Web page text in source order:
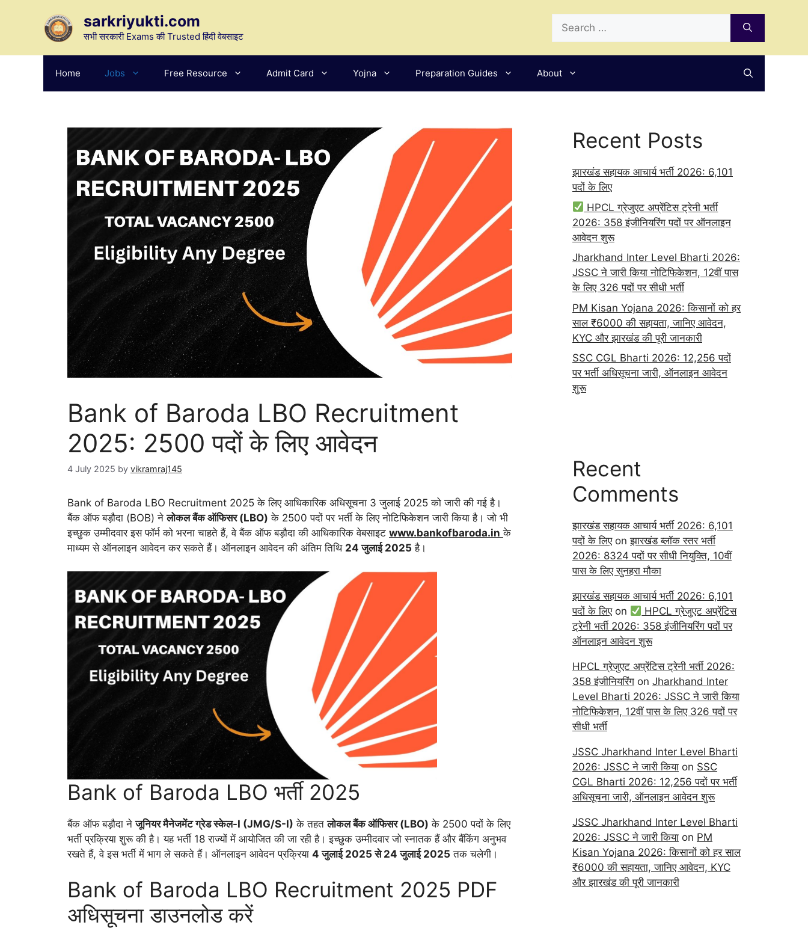
sarkriyukti.com
सभी सरकारी Exams की Trusted हिंदी वेबसाइट
for:
Home Jobs Free Resource Admit Card Yojna Preparation Guides About
Bank of Baroda LBO Recruitment
2025: 2500 पदों के लिए आवेदन
4 July 2025 by vikramraj145
Bank of Baroda LBO Recruitment 2025 के लिए आधिकारिक अधिसूचना 3 जुलाई 2025 को जारी की गई है।
बैंक ऑफ बड़ौदा (BOB) नेलोकल बैंक ऑफिसर (LBO) के 2500 पदों पर भर्ती के लिए नोटिफिकेशन जारी किया है। जो भी
इच्छुक उम्मीदवार इस फॉर्म को भरना चाहते हैं, वे बैंक ऑफ बड़ौदा की आधिकारिक वेबसाइट www.bankofbaroda.in के
माध्यम से ऑनलाइन आवेदन कर सकते हैं। ऑनलाइन आवेदन की अंतिम तिथि 24 जुलाई 2025 है।
Bank of Baroda LBO भर्ती 2025
बैंक ऑफ बड़ौदा नेजूनियर मैनेजमेंट ग्रेड स्केल-I (JMG/S-I) के तहतलोकल बैंक ऑफिसर (LBO) के 2500 पदों के लिए
भर्ती प्रक्रिया शुरू की है। यह भर्ती 18 राज्यों में आयोजित की जा रही है। इच्छुक उम्मीदवार जो स्नातक हैं और बैंकिंग अनुभव
रखते हैं, वे इस भर्ती में भाग ले सकते हैं। ऑनलाइन आवेदन प्रक्रिया 4जुलाई 2025से24जुलाई 2025 तक चलेगी।
Bank of Baroda LBO Recruitment 2025 PDF
अधिसूचना डाउनलोड करें
Recent Posts
झारखंड सहायक आचार्य भर्ती 2026: 6,101
पदों के लिए
HPCL ग्रेजुएट अप्रेंटिस ट्रेनी भर्ती
2026: 358 इंजीनियरिंग पदों पर ऑनलाइन
आवेदन शुरू
Jharkhand Inter Level Bharti 2026:
JSSC ने जारी किया नोटिफिकेशन, 12वीं पास
के लिए 326 पदों पर सीधी भर्ती
PM Kisan Yojana 2026: किसानों को हर
साल ₹6000 की सहायता, जानिए आवेदन,
KYC और झारखंड की पूरी जानकारी
SSC CGL Bharti 2026: 12,256 पदों
पर भर्ती अधिसूचना जारी, ऑनलाइन आवेदन
शुरू
Recent
Comments
झारखंड सहायक आचार्य भर्ती 2026: 6,101
पदों के लिएonझारखंड ब्लॉक स्तर भर्ती
2026: 8324 पदों पर सीधी नियुक्ति, 10वीं
पास के लिए सुनहरा मौका
झारखंड सहायक आचार्य भर्ती 2026: 6,101
पदों के लिएon
HPCL ग्रेजुएट अप्रेंटिस
ट्रेनी भर्ती 2026: 358 इंजीनियरिंग पदों पर
ऑनलाइन आवेदन शुरू
HPCL ग्रेजुएट अप्रेंटिस ट्रेनी भर्ती 2026:
358 इंजीनियरिंग on Jharkhand Inter
Level Bharti 2026: JSSC ने जारी किया
नोटिफिकेशन, 12वीं पास के लिए 326 पदों पर
सीधी भर्ती
JSSC Jharkhand Inter Level Bharti
2026: JSSC ने जारी किया on SSC
CGL Bharti 2026: 12,256 पदों पर भर्ती
अधिसूचना जारी, ऑनलाइन आवेदन शुरू
JSSC Jharkhand Inter Level Bharti
2026: JSSC ने जारी किया on PM
Kisan Yojana 2026: किसानों को हर साल
₹6000 की सहायता, जानिए आवेदन, KYC
और झारखंड की पूरी जानकारी